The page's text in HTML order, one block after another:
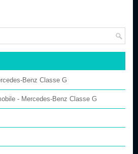
Benz Classe G
- Mercedes-Benz Classe G